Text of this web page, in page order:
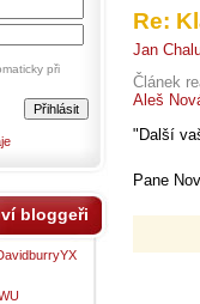
Re:
Jan
Článek
Aleš
"Další
Pane
při
bloggeři